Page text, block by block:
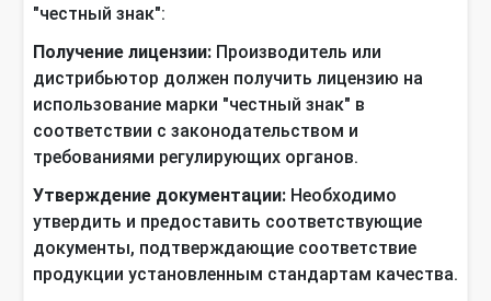
"честный знак":
Получение лицензии:Производитель или
дистрибьютор должен получить лицензию на
использование марки "честный знак" в
соответствии с законодательством и
требованиями регулирующих органов.
Утверждение документации:Необходимо
утвердить и предоставить соответствующие
документы, подтверждающие соответствие
продукции установленным стандартам качества.